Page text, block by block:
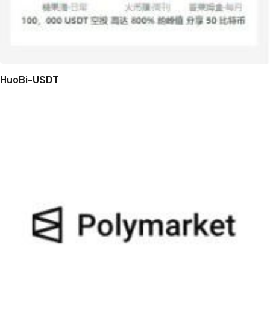
HuoBi-USDT